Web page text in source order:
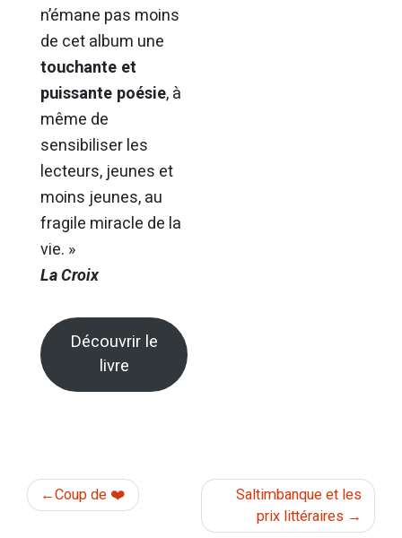
n’émane pas moins
de cet album une
touchante et
puissante poésie, à
même de
sensibiliser les
lecteurs, jeunes et
moins jeunes, au
fragile miracle de la
vie. »
La Croix
Découvrir le
livre
Navigation
Coup de ❤️
Saltimbanque et les
prix littéraires